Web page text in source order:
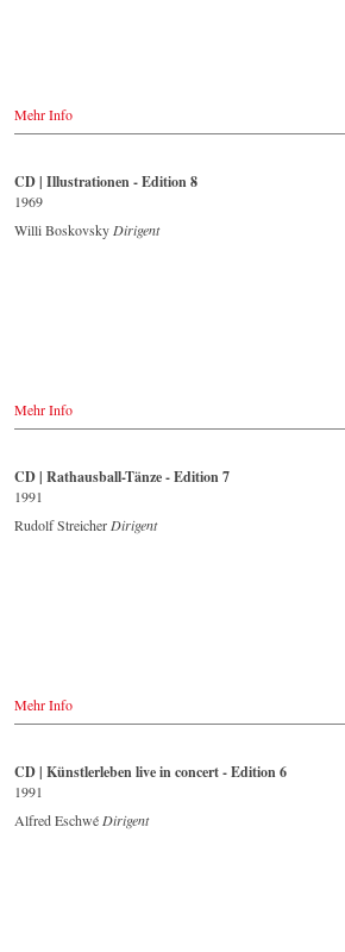
USA
Naxosdirect.com
- - - - - - - - ANDERE LÄNDER - - - - - - - -
Naxos.com
Mehr Info
CD | Illustrationen - Edition 8
1969
Willi Boskovsky Dirigent
Mehr Info
CD | Rathausball-Tänze - Edition 7
1991
Rudolf Streicher Dirigent
Mehr Info
CD | Künstlerleben live in concert - Edition 6
1991
Alfred Eschwé Dirigent